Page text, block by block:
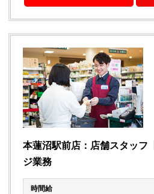
本蓮沼駅前店：店舗スタッフ
ジ業務
時間給